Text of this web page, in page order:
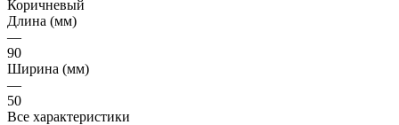
Коричневый
Длина (мм)
—
90
Ширина (мм)
—
50
Все характеристики